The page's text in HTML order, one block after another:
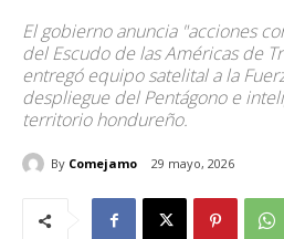
El gobierno anuncia "acciones
del Escudo de las Américas de
entregó equipo satelital a la
despliegue del Pentágono e
territorio hondureño.
By Comejamo 29 mayo, 2026